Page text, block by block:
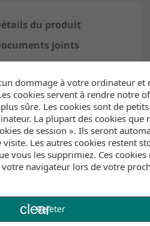
du produit
joints
dommage à votre ordinateur et
cookies servent à rendre notre
sûre. Les cookies sont de
La plupart des cookies que
de session ». Ils seront
Les autres cookies restent
vous les supprimiez. Ces cookies
navigateur lors de votre
clearRejeter